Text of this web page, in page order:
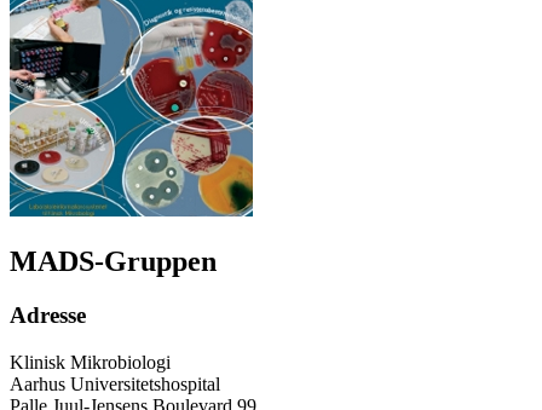
MADS-Gruppen
Adresse
Klinisk Mikrobiologi
Aarhus Universitetshospital
Palle Juul-Jensens Boulevard 99